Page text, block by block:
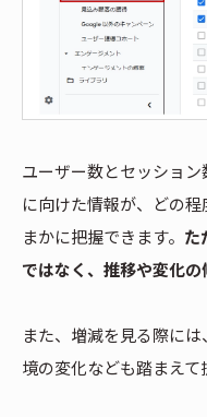
ユーザー数とセッショ
に向けた情報が、どの
まかに把握できます。 た
ではなく、推移や変化の
また、増減を見る際に
境の変化なども踏まえて